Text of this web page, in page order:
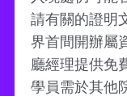
請有關的證明
界首間開辦屬
廳經理提供免
學員需於其他